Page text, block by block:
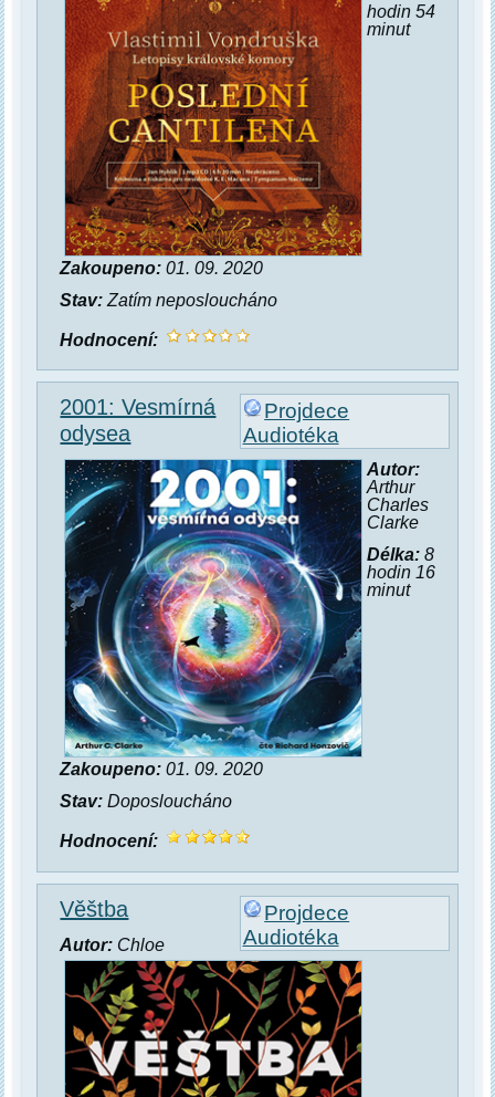
hodin 54
minut
Zakoupeno: 01. 09. 2020
Stav: Zatím neposloucháno
Hodnocení:
Projdece
Audiotéka
2001: Vesmírná
odysea
Autor:
Arthur
Charles
Clarke
Délka:8
hodin 16
minut
Zakoupeno: 01. 09. 2020
Stav: Doposloucháno
Hodnocení:
Projdece
Audiotéka
Věštba
Autor: Chloe